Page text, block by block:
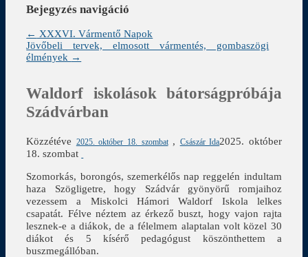
Bejegyzés navigáció
← XXXVI. Vármentő Napok
Jövőbeli tervek, elmosott vármentés, gombaszögi
élmények →
Waldorf iskolások bátorságpróbája
Szádvárban
Közzétéve 2025. október 18. szombat , Császár Ida2025. október
18. szombat
Szomorkás, borongós, szemerkélős nap reggelén indultam
haza Szögligetre, hogy Szádvár gyönyörű romjaihoz
vezessem a Miskolci Hámori Waldorf Iskola lelkes
csapatát. Félve néztem az érkező buszt, hogy vajon rajta
lesznek-e a diákok, de a félelmem alaptalan volt közel 30
diákot és 5 kísérő pedagógust köszönthettem a
buszmegállóban.